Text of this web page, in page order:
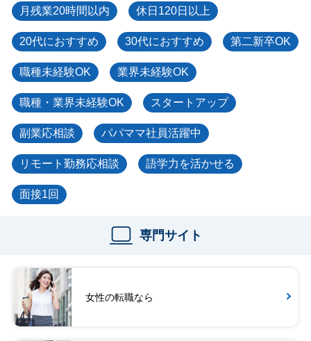
月残業20時間以内 休日120日以上
20代におすすめ 30代におすすめ 第二新卒OK
職種未経験OK 業界未経験OK
職種・業界未経験OK スタートアップ
副業応相談 パパママ社員活躍中
リモート勤務応相談 語学力を活かせる
面接1回
専門サイト
女性の転職なら